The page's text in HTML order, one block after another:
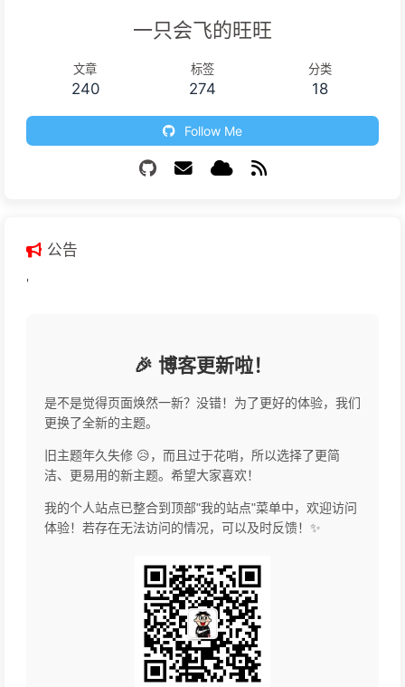
一只会飞的旺旺
文章
240
标签
274
分类
18
Follow Me
公告
'
🎉 博客更新啦！
是不是觉得页面焕然一新？没错！为了更好的体验，我们
更换了全新的主题。
旧主题年久失修 😥，而且过于花哨，所以选择了更简
洁、更易用的新主题。希望大家喜欢！
我的个人站点已整合到顶部"我的站点"菜单中，欢迎访问
体验！若存在无法访问的情况，可以及时反馈！✨